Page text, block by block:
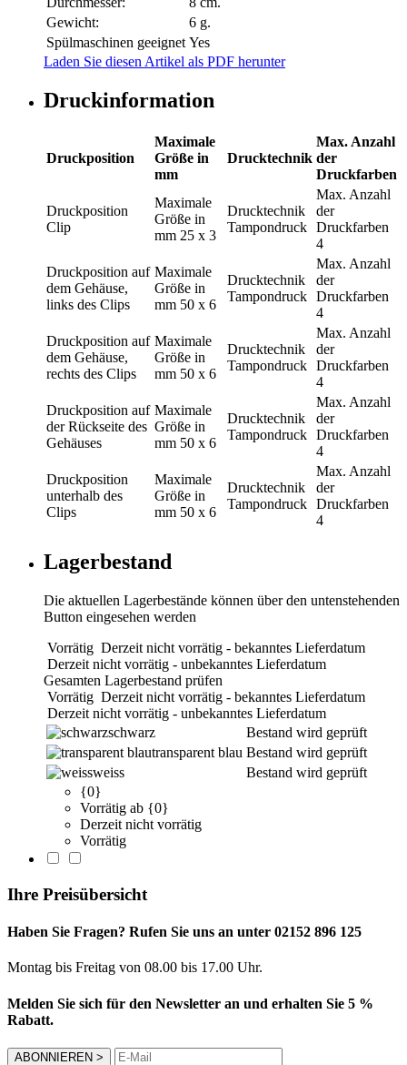
Gewicht:
6 g.
Spülmaschinen geeignet Yes
Laden Sie diesen Artikel als PDF herunter
Druckinformation
Druckposition
Maximale
Größe in
mm
Drucktechnik
Max. Anzahl
der
Druckfarben
Druckposition
Clip
Maximale
Größe in
mm 25 x 3
Drucktechnik
Tampondruck
Max. Anzahl
der
Druckfarben
4
Druckposition auf
dem Gehäuse,
links des Clips
Maximale
Größe in
mm 50 x 6
Drucktechnik
Tampondruck
Max. Anzahl
der
Druckfarben
4
Druckposition auf
dem Gehäuse,
rechts des Clips
Maximale
Größe in
mm 50 x 6
Drucktechnik
Tampondruck
Max. Anzahl
der
Druckfarben
4
Druckposition auf
der Rückseite des
Gehäuses
Maximale
Größe in
mm 50 x 6
Drucktechnik
Tampondruck
Max. Anzahl
der
Druckfarben
4
Druckposition
unterhalb des
Clips
Maximale
Größe in
mm 50 x 6
Drucktechnik
Tampondruck
Max. Anzahl
der
Druckfarben
4
Lagerbestand
Die aktuellen Lagerbestände können über den untenstehenden
Button eingesehen werden
Vorrätig Derzeit nicht vorrätig - bekanntes Lieferdatum
Derzeit nicht vorrätig - unbekanntes Lieferdatum
Gesamten Lagerbestand prüfen
Vorrätig Derzeit nicht vorrätig - bekanntes Lieferdatum
Derzeit nicht vorrätig - unbekanntes Lieferdatum
schwarz
Bestand wird geprüft
transparent blau Bestand wird geprüft
weiss
Bestand wird geprüft
{0}
Vorrätig ab {0}
Derzeit nicht vorrätig
Vorrätig
Ihre Preisübersicht
Haben Sie Fragen? Rufen Sie uns an unter 02152 896 125
Montag bis Freitag von 08.00 bis 17.00 Uhr.
Melden Sie sich für den Newsletter an und erhalten Sie 5 %
Rabatt.
ABONNIEREN >